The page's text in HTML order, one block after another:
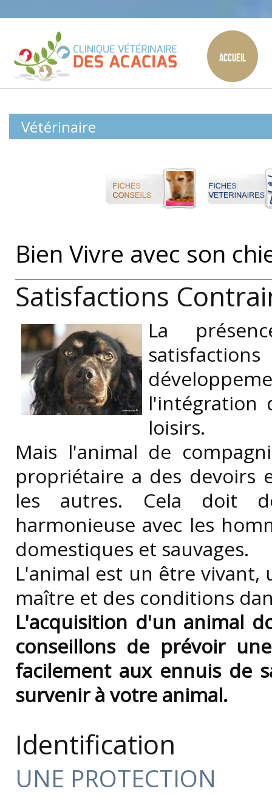
Accueil
Vétérinaire
Bien Vivre avec son
Satisfactions
La
l'intégration
loisirs.
Mais l'animal de
propriétaire a des devoirs
les autres. Cela doit
harmonieuse avec les
domestiques et sauvages.
L'animal est un être
maître et des conditions
L'acquisition d'un animal
conseillons de prévoir
facilement aux ennuis de
survenir à votre animal.
Identification
UNE PROTECTION